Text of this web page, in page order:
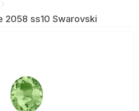
2058 ss10 Swarovski